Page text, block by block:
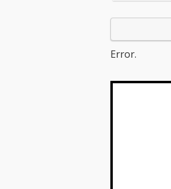
Error.